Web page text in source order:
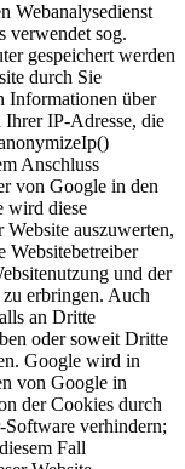
Webanalysedienst
verwendet sog.
gespeichert werden
durch Sie
Informationen über
IP-Adresse, die
Anschluss
von Google in den
wird diese
auszuwerten,
Websitebetreiber
und der
erbringen. Auch
an Dritte
oder soweit Dritte
Google wird in
von Google in
der Cookies durch
Software verhindern;
Fall